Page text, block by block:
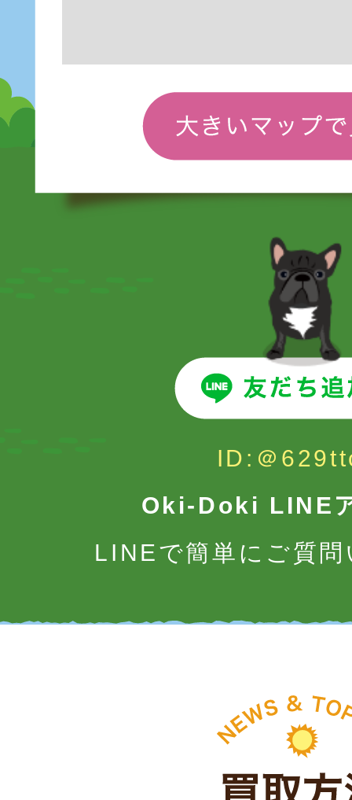
ID:＠
Oki-Doki LINE
LINEで簡単にご質